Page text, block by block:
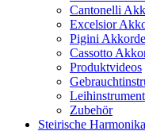
Cantonelli
Excelsior
Pigini
Cassotto
Produktvideos
Zubehör
Steirische